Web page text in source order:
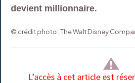
devient millionnaire.
© crédit photo : The Walt Disney
L’accès à cet article est